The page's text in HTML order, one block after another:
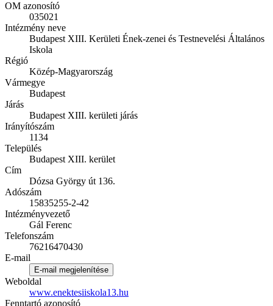
OM azonosító
035021
Intézmény neve
Budapest XIII. Kerületi Ének-zenei és Testnevelési Általános
Iskola
Régió
Közép-Magyarország
Vármegye
Budapest
Járás
Budapest XIII. kerületi járás
Irányítószám
1134
Település
Budapest XIII. kerület
Cím
Dózsa György út 136.
Adószám
15835255-2-42
Intézményvezető
Gál Ferenc
Telefonszám
76216470430
E-mail
E-mail megjelenítése
Weboldal
www.enektesiiskola13.hu
Fenntartó azonosító